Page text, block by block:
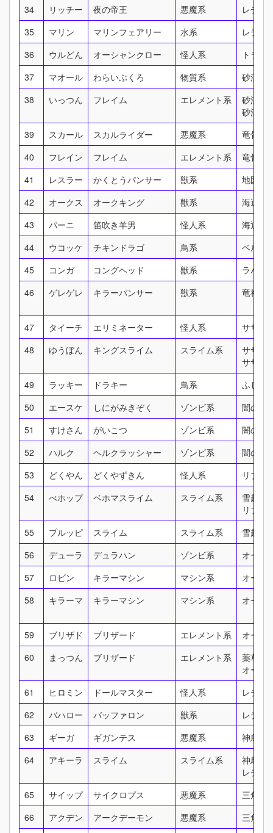
34 リッチー 夜の帝王 悪魔系
レティ
35
マリン マリンフェアリー 水系
レティ
36
ウルどん オーシャンクロー 怪人系
トラペ
37
マオール わらいぶくろ 物質系
砂漠の
38
いっつん フレイム エレメント系
砂漠の
砂漠の
39
スカール スカルライダー 悪魔系
竜骨の
40
フレイン フレイム エレメント系
竜骨の
41
レスラー かくとうパンサー 獣系
地図に
42
オークス オークキング 獣系
海辺の
43
パーニ 笛吹き羊男 怪人系
海辺の
44
ウコッケ チキンドラゴ 鳥系
ベルガ
45
コンガ コングヘッド 獣系
ラパン
46
ゲレゲレ キラーパンサー 獣系 竜神族
47 タイーチ エリミネーター 怪人系
サザン
48
ゆうぼん キングスライム スライム系
サザン
サザン
49
ラッキー ドラキー 鳥系
ふしぎ
50
エースケ しにがみきぞく ゾンビ系
闇の神
51
すけさん がいこつ ゾンビ系
闇の神
52
ハルク ヘルクラッシャー ゾンビ系
闇の神
53
どくやん どくやずきん 怪人系
リブル
54
べホップ ベホマスライム スライム系
雪越し
リブル
55
プルッピ スライム スライム系
雪越し
56
デューラ デュラハン ゾンビ系
オーク
57
ロビン キラーマシン マシン系
オーク
58
キラーマ キラーマシン マシン系 オーク
59 ブリザド ブリザード エレメント系
オーク
60
まっつん ブリザード エレメント系
薬草園
オーク
61
ヒロミン ドールマスター 怪人系
レティ
62
バハロー バッファロン 獣系
レティ
63
ギーガ ギガンテス 悪魔系
神鳥の
64
アキーラ スライム スライム系
神鳥の
レティ
65
サイップ サイクロプス 悪魔系
三角谷
66
アクデン アークデーモン 悪魔系
三角谷